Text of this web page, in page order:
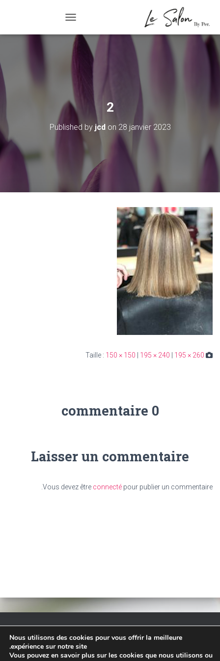
2
Published by jcdon 28 janvier 2023
150 × 150 195 × 240 195 × 260
0 commentaire
Laisser un commentaire
Vous devez être connecté pour publier un commentaire.
– RESERVATION EN LIGNE –
ACCUEIL
TARIF
Nous utilisons des cookies pour vous offrir la meilleure
expérience sur notre site.
Vous pouvez en savoir plus sur les cookies que nous utilisons ou